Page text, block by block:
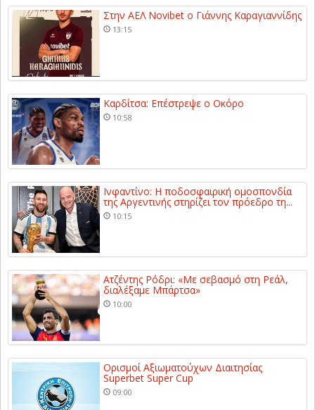
Στην ΑΕΛ Novibet ο Γιάννης Καραγιαννίδης
13:15
Καρδίτσα: Επέστρεψε ο Οκόρο
10:58
Ινφαντίνο: Η ποδοσφαιρική ομοσπονδία
της Αργεντινής στηρίζει τον πρόεδρο τη...
10:15
Ατζέντης Ρόδρι: «Με σεβασμό στη Ρεάλ,
διαλέξαμε Μπάρτσα»
10:00
Ορισμοί Αξιωματούχων Διαιτησίας
Superbet Super Cup
09:00